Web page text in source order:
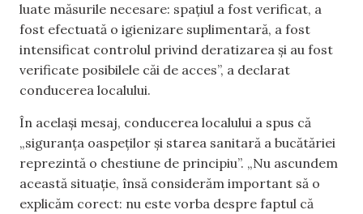
luate măsurile necesare: spațiul a fost verificat, a
fost efectuată o igienizare suplimentară, a fost
intensificat controlul privind deratizarea și au fost
verificate posibilele căi de acces”, a declarat
conducerea localului.
În același mesaj, conducerea localului a spus că
„siguranța oaspeților și starea sanitară a bucătăriei
reprezintă o chestiune de principiu”. „Nu ascundem
această situație, însă considerăm important să o
explicăm corect: nu este vorba despre faptul că